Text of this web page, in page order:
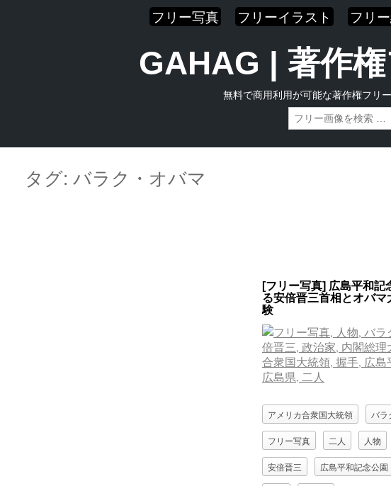
フリー写真 フリーイラスト フリ
GAHAG | 著作
無料で商用利用が可能な著作権フリ
contentタグ: バラク・オバマ
[フリー写真] 広島平和記
る安倍晋三首相とオバマ
験
アメリカ合衆国大統領 バラ
フリー写真 二人 人物
安倍晋三 広島平和記念公園